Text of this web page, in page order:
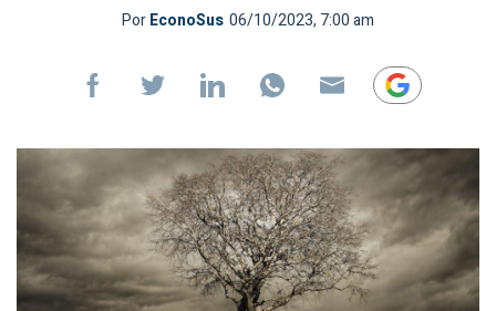
PorEconoSus 06/10/2023, 7:00 am